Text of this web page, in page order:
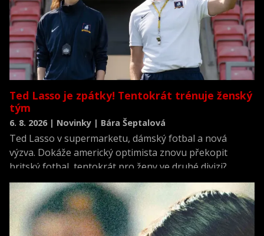
Ted Lasso je zpátky! Tentokrát trénuje ženský
tým
6. 8. 2026 | Novinky | Bára Šeptalová
Ted Lasso v supermarketu, dámský fotbal a nová
výzva. Dokáže americký optimista znovu překopit
britský fotbal, tentokrát pro ženy ve druhé divizi?